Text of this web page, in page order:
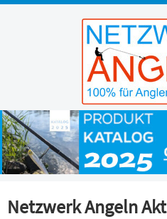
Netzwerk Angeln